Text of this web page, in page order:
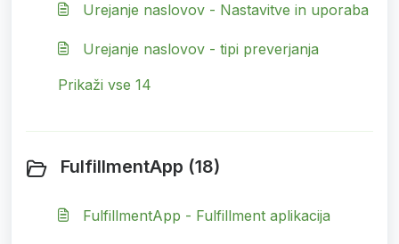
Urejanje naslovov - Nastavitve in uporaba
Urejanje naslovov - tipi preverjanja
Prikaži vse 14
FulfillmentApp (18)
FulfillmentApp - Fulfillment aplikacija